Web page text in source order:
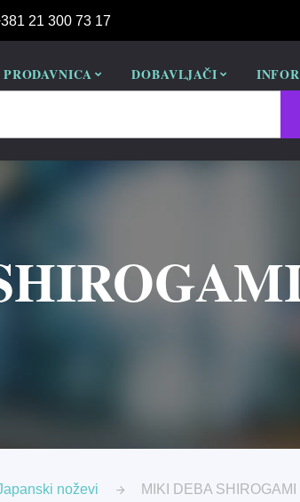
21 300 73 17
PRODAVNICA DOBAVLJAČI
noževi MIKI DEBA SHIROGAMI